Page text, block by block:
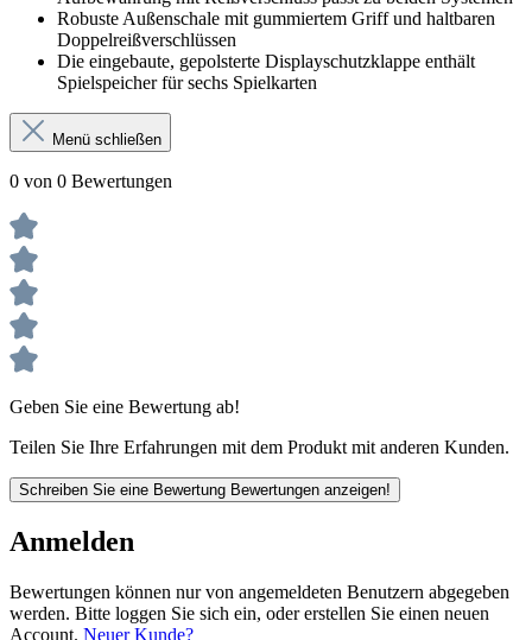
Robuste Außenschale mit gummiertem Griff und haltbaren
Doppelreißverschlüssen
Die eingebaute, gepolsterte Displayschutzklappe enthält
Spielspeicher für sechs Spielkarten
Menü schließen
0 von 0 Bewertungen
Geben Sie eine Bewertung ab!
Teilen Sie Ihre Erfahrungen mit dem Produkt mit anderen Kunden.
Schreiben Sie eine Bewertung Bewertungen anzeigen!
Anmelden
Bewertungen können nur von angemeldeten Benutzern abgegeben
werden. Bitte loggen Sie sich ein, oder erstellen Sie einen neuen
Account. Neuer Kunde?